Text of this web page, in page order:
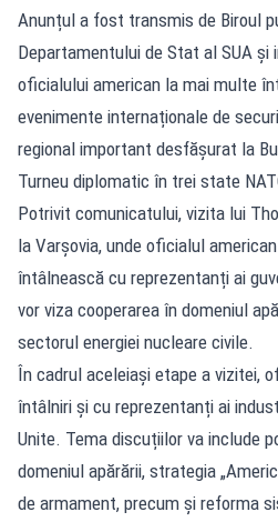
Anunțul a fost transmis de Biroul
Departamentului de Stat al SUA și
oficialului american la mai multe
evenimente internaționale de
regional important desfășurat la
Turneu diplomatic în trei state
Potrivit comunicatului, vizita lui
la Varșovia, unde oficialul
întâlnească cu reprezentanți ai
vor viza cooperarea în domeniul
sectorul energiei nucleare civile.
În cadrul aceleiași etape a vizitei,
întâlniri și cu reprezentanți ai
Unite. Tema discuțiilor va include
domeniul apărării, strategia
de armament, precum și reforma